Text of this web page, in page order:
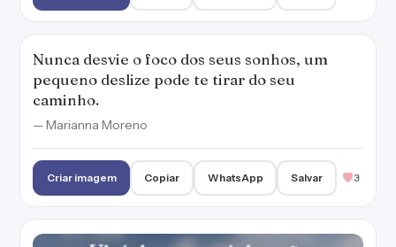
Nunca desvie o foco dos seus sonhos, um
pequeno deslize pode te tirar do seu
caminho.
— Marianna Moreno
Criar imagem Copiar WhatsApp Salvar 3